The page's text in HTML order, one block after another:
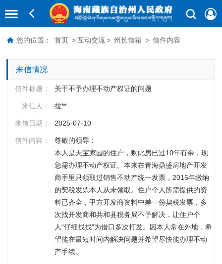
您的位置： 首页 > 互动交流 > 州长信箱 > 信件内容
来信情况
信件标题： 关于不予办理不动产权证的问题
来信人： 拉**
来信日期： 2025-07-10
信件内容：
尊敬的领导：
本人是天宝家园的住户，购此房已过10年有余，现
急需办理不动产权证。本来在青海鼎盛房地产开发
商手里只领取过销售不动产统一发票，2015年缴纳
的契税发票本人从未领取。住户个人所需提供的资
料已齐全，甲方开发商资料中差一份契税发票，多
次找开发商和共和县税务局不予解决，让住户个
人“仔细找找”为借口多次打发。因本人常在外地，希
望能在最短时间内解决问题并希望尽快能办理不动
产手续。